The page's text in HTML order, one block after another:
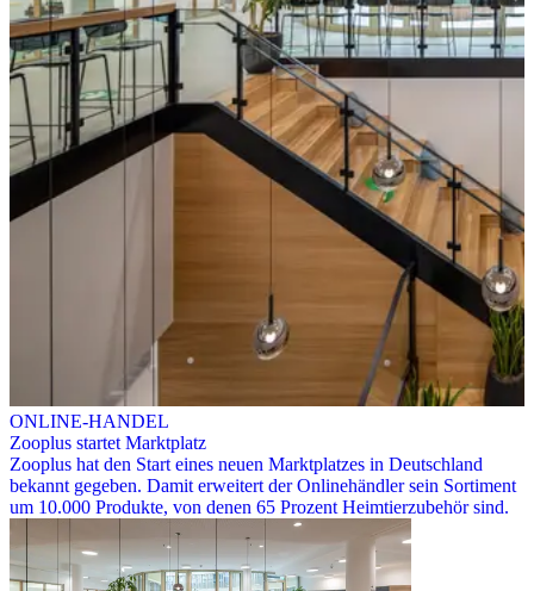
ONLINE-HANDEL
Zooplus startet Marktplatz
Zooplus hat den Start eines neuen Marktplatzes in Deutschland
bekannt gegeben. Damit erweitert der Onlinehändler sein Sortiment
um 10.000 Produkte, von denen 65 Prozent Heimtierzubehör sind.